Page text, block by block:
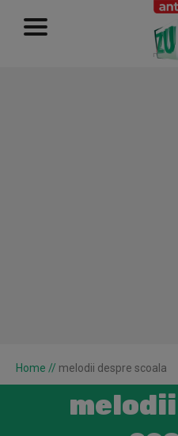
Home // melodii despre scoala